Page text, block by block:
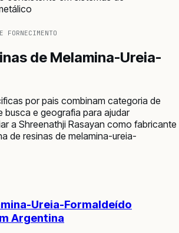
FORNECIMENTO
de Melamina-Ureia-
por pais combinam categoria de
busca e geografia para ajudar
a Shreenathji Rasayan como fabricante
de resinas de melamina-ureia-
Ureia-Formaldeído
Argentina